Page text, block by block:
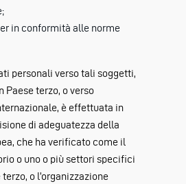
in conformità alle norme
personali verso tali soggetti,
Paese terzo, o verso
è effettuata in
di adeguatezza della
che ha verificato come il
o uno o più settori specifici
o l’organizzazione